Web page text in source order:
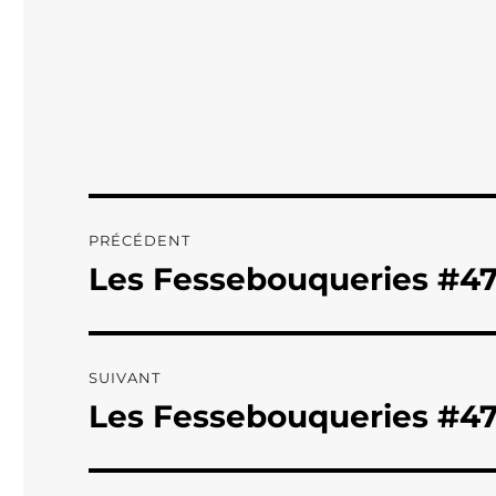
de
PRÉCÉDENT
Publication
Les Fessebouqueries
SUIVANT
Publication
Les Fessebouqueries